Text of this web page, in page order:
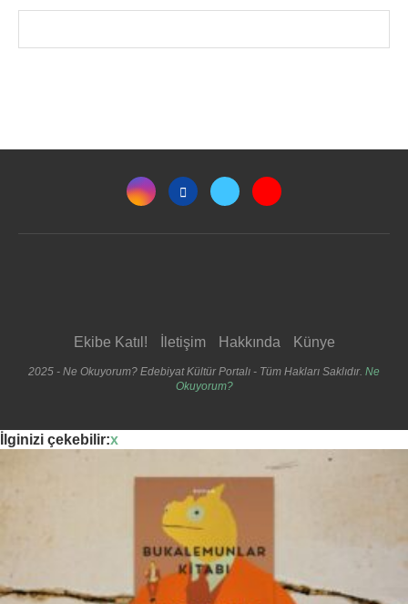
Ekibe Katıl! İletişim Hakkında Künye
2025 - Ne Okuyorum? Edebiyat Kültür Portalı - Tüm Hakları Saklıdır. Ne
Okuyorum?
İlginizi çekebilir:x